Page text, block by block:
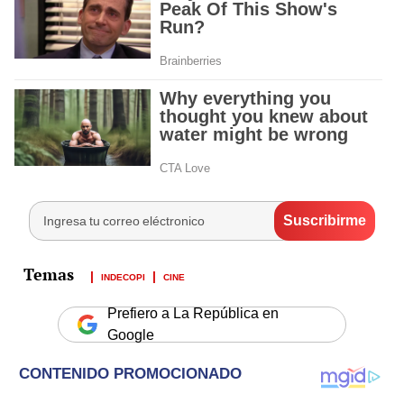
INDECOPI CINE
Prefiero a La República en
Google